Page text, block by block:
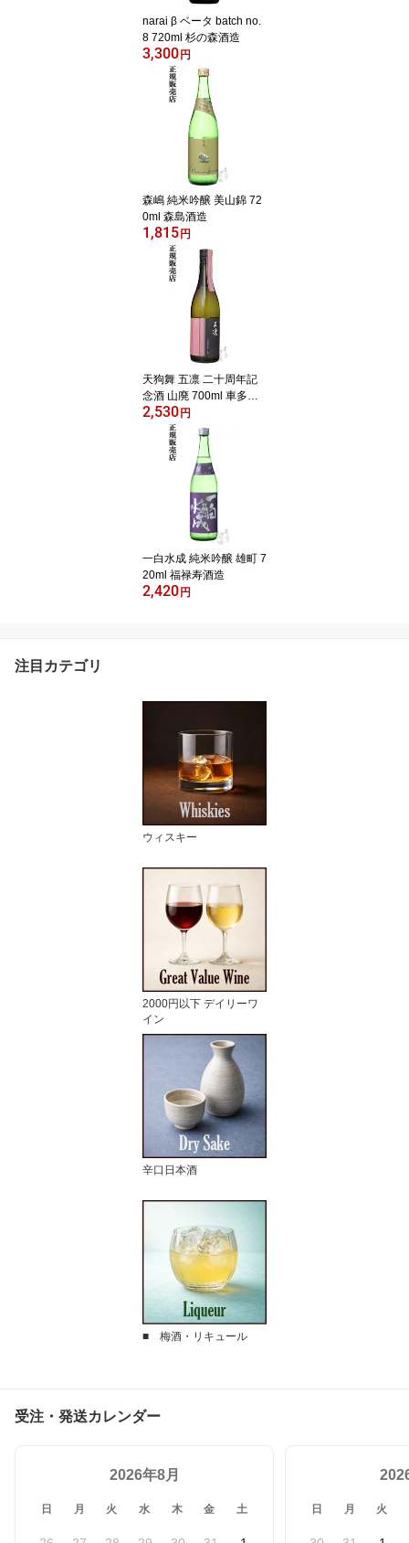
narai β ベータ batch no.
8 720ml 杉の森酒造
3,300円
森嶋 純米吟醸 美山錦 72
0ml 森島酒造
1,815円
天狗舞 五凛 二十周年記
念酒 山廃 700ml 車多酒
造
2,530円
一白水成 純米吟醸 雄町 7
20ml 福禄寿酒造
2,420円
注目カテゴリ
ウィスキー
2000円以下 デイリーワ
イン
辛口日本酒
■ 梅酒・リキュール
受注・発送カレンダー
2026年8月
日 月 火 水 木 金 土 日 月 火